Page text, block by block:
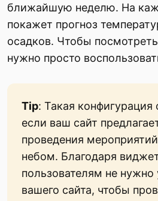
ближайшую неделю. На
покажет прогноз
осадков. Чтобы
нужно просто
Tip: Такая конфигурация
если ваш сайт
проведения
небом. Благодаря
пользователям не нужно
вашего сайта, чтобы